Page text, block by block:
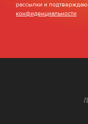
рассылки и
конфиденциальности